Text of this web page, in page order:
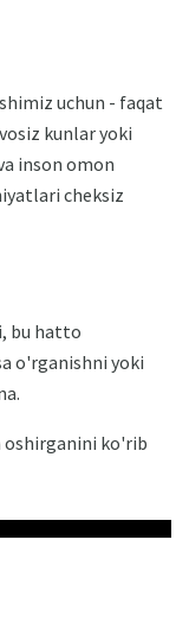
uchun - faqat
kunlar yoki
inson omon
cheksiz
bu hatto
o'rganishni yoki
oshirganini ko'rib